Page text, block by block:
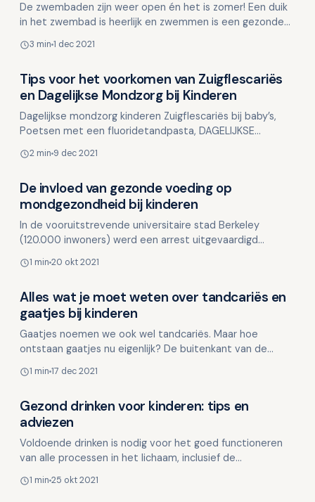
De zwembaden zijn weer open én het is zomer! Een duik
in het zwembad is heerlijk en zwemmen is een gezonde
3 min 1 dec 2021
Kinderen en mondgezondheid
Tips voor het voorkomen van Zuigflescariës
en Dagelijkse Mondzorg bij Kinderen
Dagelijkse mondzorg kinderen Zuigflescariës bij baby’s,
Poetsen met een fluoridetandpasta, DAGELIJKSE
tot…
2 min 9 dec 2021
Kinderen en mondgezondheid
De invloed van gezonde voeding op
mondgezondheid bij kinderen
In de vooruitstrevende universitaire stad Berkeley
(120.000 inwoners) werd een arrest uitgevaardigd
i…
1 min 20 okt 2021
Kinderen en mondgezondheid
Alles wat je moet weten over tandcariës en
gaatjes bij kinderen
Gaatjes noemen we ook wel tandcariës. Maar hoe
ontstaan gaatjes nu eigenlijk? De buitenkant van de
noemen w…
1 min 17 dec 2021
Kinderen en mondgezondheid
Gezond drinken voor kinderen: tips en
adviezen
Voldoende drinken is nodig voor het goed functioneren
van alle processen in het lichaam, inclusief de
leide…
1 min 25 okt 2021